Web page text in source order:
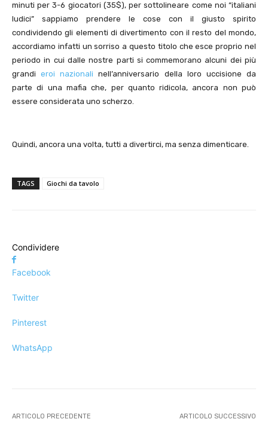
minuti per 3-6 giocatori (35$), per sottolineare come noi “italiani
ludici” sappiamo prendere le cose con il giusto spirito
condividendo gli elementi di divertimento con il resto del mondo,
accordiamo infatti un sorriso a questo titolo che esce proprio nel
periodo in cui dalle nostre parti si commemorano alcuni dei più
grandieroi nazionali nell’anniversario della loro uccisione da
parte di una mafia che, per quanto ridicola, ancora non può
essere considerata uno scherzo.
Quindi, ancora una volta, tutti a divertirci, ma senza dimenticare.
TAGS Giochi da tavolo
Condividere
Facebook
Twitter
Pinterest
WhatsApp
ARTICOLO PRECEDENTE ARTICOLO SUCCESSIVO